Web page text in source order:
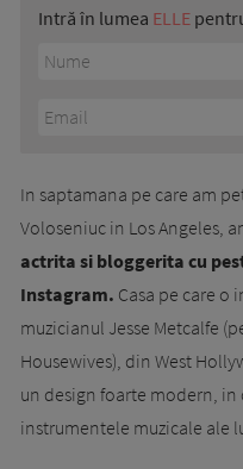
Intră în lumea ELLE
In saptamana pe care am
Voloseniuc in Los Angeles,
actrita si bloggerita cu
Instagram. Casa pe care o
muzicianul Jesse Metcalfe
Housewives), din West
un design foarte modern,
instrumentele muzicale ale